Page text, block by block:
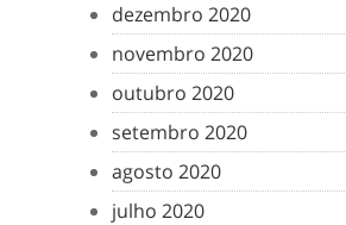
dezembro 2020
novembro 2020
outubro 2020
setembro 2020
agosto 2020
julho 2020